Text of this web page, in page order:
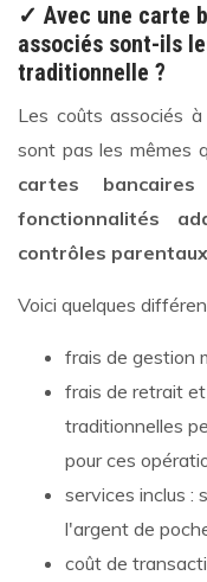
✓ Avec une carte
associés sont-ils
traditionnelle ?
Les coûts associés
sont pas les mêmes
cartes
fonctionnalités
contrôles
Voici quelques
frais de gestion
frais de retrait
traditionnelles
pour ces
services inclus :
l'argent de
coût de